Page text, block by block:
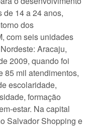
14 a 24 anos,
dos
com seis unidades
Aracaju,
2009, quando foi
85 mil atendimentos,
escolaridade,
formação
estar. Na capital
Salvador Shopping e